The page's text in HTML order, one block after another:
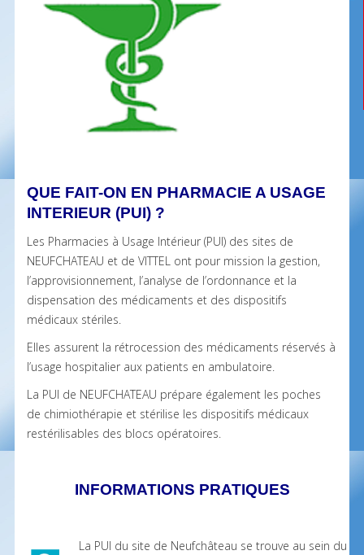
QUE FAIT-ON EN PHARMACIE A USAGE
INTERIEUR (PUI) ?
Les Pharmacies à Usage Intérieur (PUI) des sites de
NEUFCHATEAU et de VITTEL ont pour mission la gestion,
l’approvisionnement, l’analyse de l’ordonnance et la
dispensation des médicaments et des dispositifs
médicaux stériles.
Elles assurent la rétrocession des médicaments réservés à
l’usage hospitalier aux patients en ambulatoire.
La PUI de NEUFCHATEAU prépare également les poches
de chimiothérapie et stérilise les dispositifs médicaux
restérilisables des blocs opératoires.
INFORMATIONS PRATIQUES
La PUI du site de Neufchâteau se trouve au sein du